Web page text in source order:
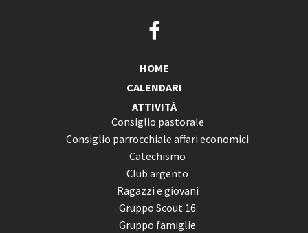
HOME
CALENDARI
ATTIVITÀ
Consiglio pastorale
Consiglio parrocchiale affari economici
Catechismo
Club argento
Ragazzi e giovani
Gruppo Scout 16
Gruppo famiglie